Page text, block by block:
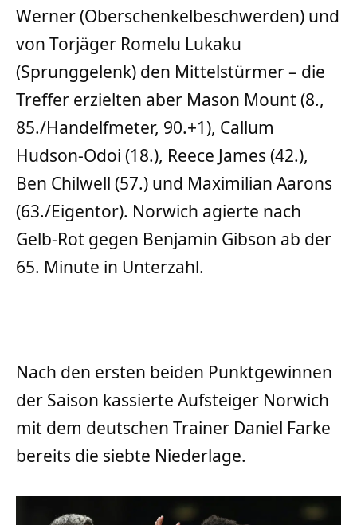
Werner (Oberschenkelbeschwerden) und
von Torjäger Romelu Lukaku
(Sprunggelenk) den Mittelstürmer – die
Treffer erzielten aber Mason Mount (8.,
85./Handelfmeter, 90.+1), Callum
Hudson-Odoi (18.), Reece James (42.),
Ben Chilwell (57.) und Maximilian Aarons
(63./Eigentor). Norwich agierte nach
Gelb-Rot gegen Benjamin Gibson ab der
65. Minute in Unterzahl.
Nach den ersten beiden Punktgewinnen
der Saison kassierte Aufsteiger Norwich
mit dem deutschen Trainer Daniel Farke
bereits die siebte Niederlage.